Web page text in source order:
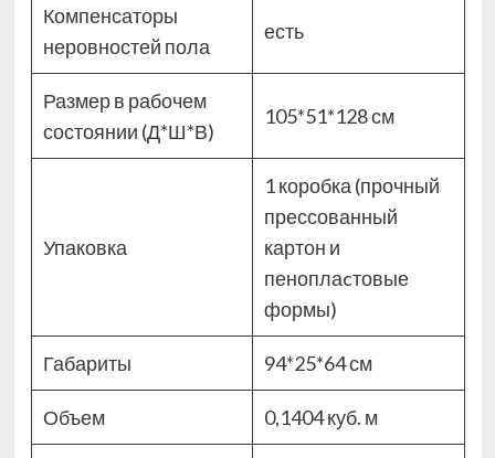
Компенсаторы
неровностей пола
есть
Размер в рабочем
состоянии (Д*Ш*В)
105*51*128 см
Упаковка
1 коробка (прочный
прессованный
картон и
пеноплаcтовые
формы)
Габариты 94*25*64 см
Объем 0,1404 куб. м